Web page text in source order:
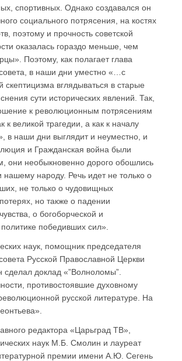
спортивных. Однако создавался он
социального потрясения, на костях
поэтому и прочность советской
оказалась гораздо меньше, чем
Поэтому, как полагает глава
совета, в наши дни уместно «…с
скептицизма вглядываться в старые
сути исторических явлений. Так,
к революционным потрясениям
к великой трагедии, а как к началу
в наши дни выглядит и неуместно, и
и Гражданская война были
они необыкновенно дорого обошлись
нашему народу. Речь идет не только о
не только о чудовищных
но также о падении
о богоборческой и
победивших сил».
наук, помощник председателя
Русской Православной Церкви
доклад «”Волноломы”.
противостоявшие духовному
русской литературе. На
редактора «Царьград ТВ»,
наук М.Б. Смолин и лауреат
премии имени А.Ю. Сегень